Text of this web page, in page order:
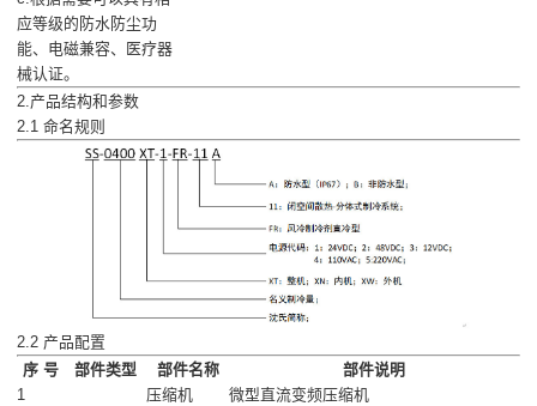
应等级的防水防尘功
能、电磁兼容、医疗器
械认证。
2.产品结构和参数
2.1 命名规则
2.2 产品配置
序 号
部件类型 部件名称
部件说明
1
压缩机
微型直流变频压缩机